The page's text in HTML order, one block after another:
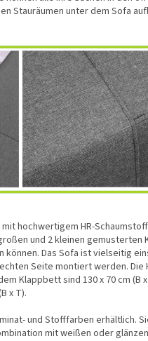
Stauräumen unter dem Sofa
hochwertigem HR-
und 2 kleinen gemusterten
Das Sofa ist vielseitig
Seite montiert werden. Die
Klappbett sind 130 x 70 cm (B
x T).
und Stofffarben erhältlich.
mit weißen oder